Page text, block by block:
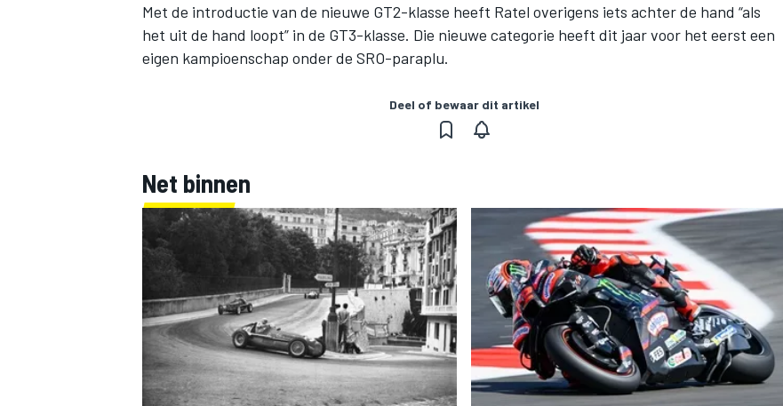
Met de introductie van de nieuwe GT2-klasse heeft Ratel overigens iets achter de hand “als
het uit de hand loopt” in de GT3-klasse. Die nieuwe categorie heeft dit jaar voor het eerst een
eigen kampioenschap onder de SRO-paraplu.
Deel of bewaar dit artikel
Net binnen